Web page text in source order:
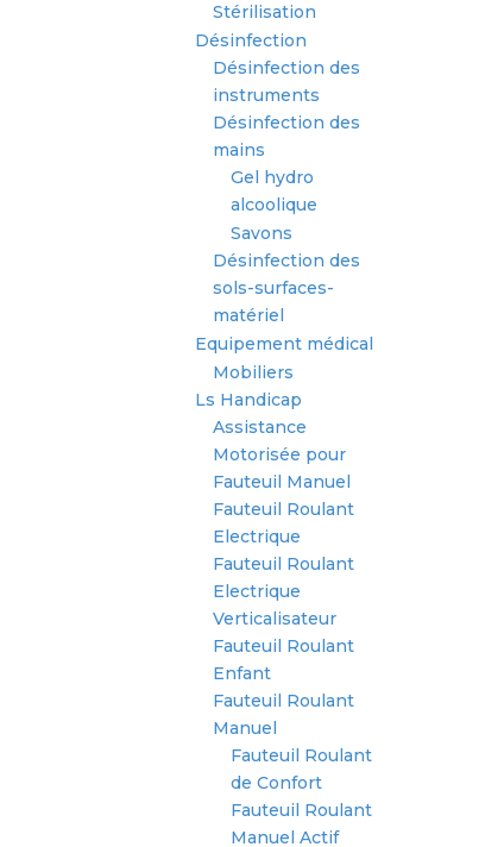
Stérilisation
Désinfection
Désinfection des
instruments
Désinfection des
mains
Gel hydro
alcoolique
Savons
Désinfection des
sols-surfaces-
matériel
Equipement médical
Mobiliers
Ls Handicap
Assistance
Motorisée pour
Fauteuil Manuel
Fauteuil Roulant
Electrique
Fauteuil Roulant
Electrique
Verticalisateur
Fauteuil Roulant
Enfant
Fauteuil Roulant
Manuel
Fauteuil Roulant
de Confort
Fauteuil Roulant
Manuel Actif